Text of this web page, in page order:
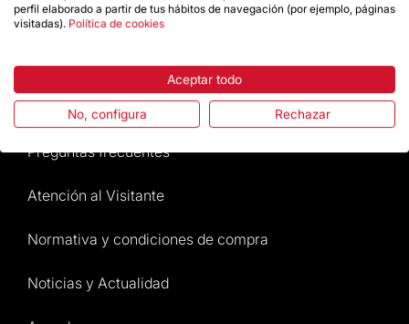
Destacados
La Fundación
Preguntas frecuentes
Atención al Visitante
Normativa y condiciones de compra
Noticias y Actualidad
perfil elaborado a partir de tus hábitos de navegación (por ejemplo, páginas
visitadas). Política de cookies
Aceptar todo
No, configura Rechazar